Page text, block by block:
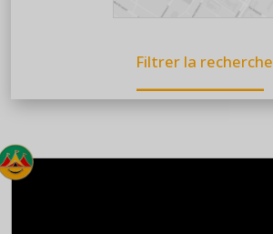
Filtrer la recherche